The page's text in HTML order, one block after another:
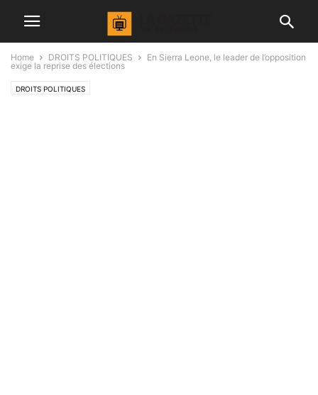
Home DROITS POLITIQUES
En Sierra Leone, le leader de l’opposition
exige la reprise des élections
DROITS POLITIQUES